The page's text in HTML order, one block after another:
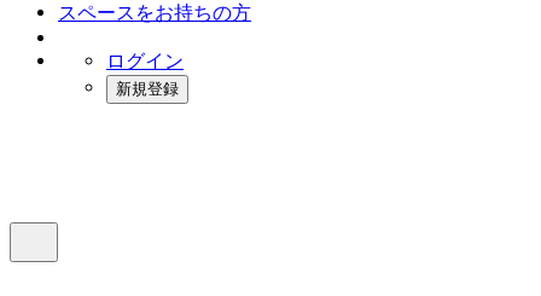
スペースをお持ちの方
ログイン
新規登録